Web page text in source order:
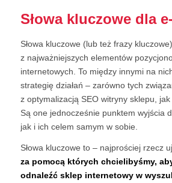
Słowa kluczowe dla
Słowa kluczowe (lub też frazy
z najważniejszych elementów
internetowych. To między innymi na
strategię działań – zarówno tych
z optymalizacją SEO witryny sklepu, jak
Są one jednocześnie punktem wyjścia
jak i ich celem samym w sobie.
Słowa kluczowe to – najprościej rzecz
za pomocą których chcielibyśmy,
odnaleźć sklep internetowy w